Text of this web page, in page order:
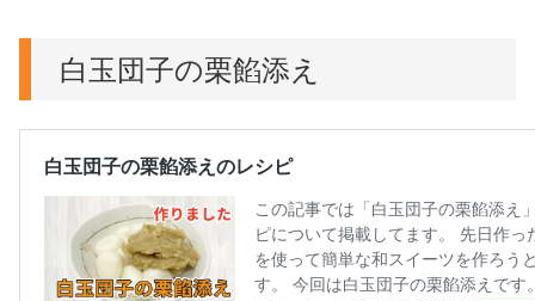
白玉団子の栗餡添え